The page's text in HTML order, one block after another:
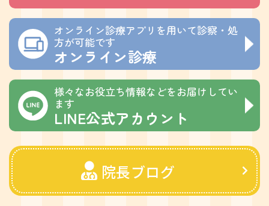
オンライン診療アプリを用いて診察・処
方が可能です
オンライン診療
様々なお役立ち情報などをお届けしてい
ます
LINE公式アカウント
院長ブログ